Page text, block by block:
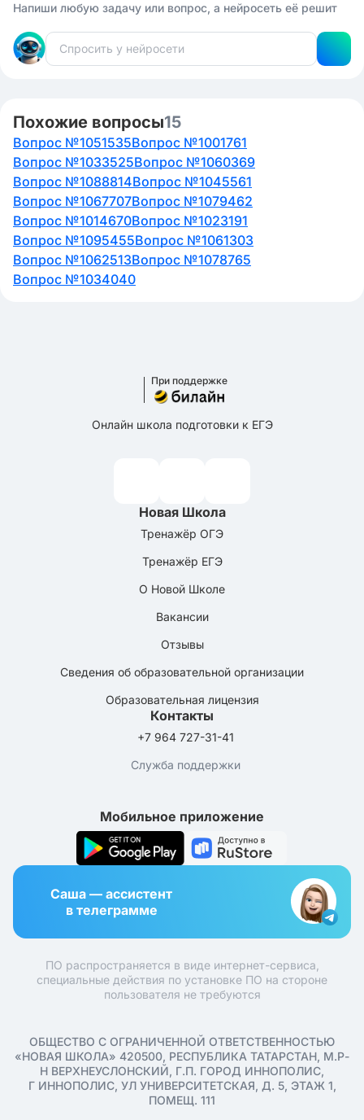
Напиши любую задачу или вопрос, а нейросеть её решит
Похожие вопросы15
Вопрос №1051535Вопрос №1001761
Вопрос №1033525Вопрос №1060369
Вопрос №1088814Вопрос №1045561
Вопрос №1067707Вопрос №1079462
Вопрос №1014670Вопрос №1023191
Вопрос №1095455Вопрос №1061303
Вопрос №1062513Вопрос №1078765
Вопрос №1034040
При поддержке
Онлайн школа подготовки к ЕГЭ
Новая Школа
Тренажёр ОГЭ
Тренажёр ЕГЭ
О Новой Школе
Вакансии
Отзывы
Сведения об образовательной организации
Образовательная лицензия
Контакты
+7 964 727-31-41
Служба поддержки
Мобильное приложение
Саша — ассистент
в телеграмме
ПО распространяется в виде интернет-сервиса,
специальные действия по установке ПО на стороне
пользователя не требуются
ОБЩЕСТВО С ОГРАНИЧЕННОЙ ОТВЕТСТВЕННОСТЬЮ
«НОВАЯ ШКОЛА» 420500, РЕСПУБЛИКА ТАТАРСТАН, М.Р-
Н ВЕРХНЕУСЛОНСКИЙ, Г.П. ГОРОД ИННОПОЛИС,
Г ИННОПОЛИС, УЛ УНИВЕРСИТЕТСКАЯ, Д. 5, ЭТАЖ 1,
ПОМЕЩ. 111